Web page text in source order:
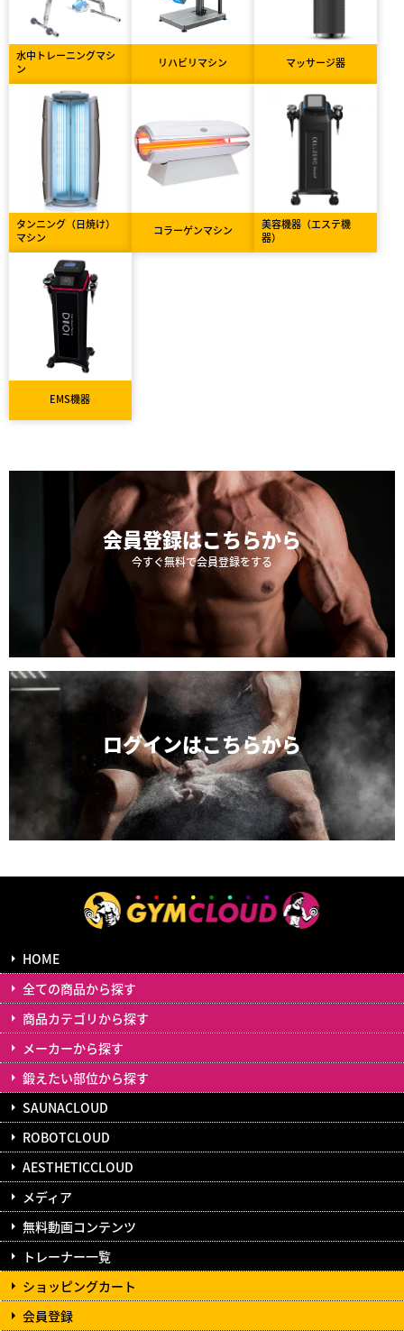
水中トレーニングマシ
ン
リハビリマシン マッサージ器
タンニング（日焼け）
マシン
コラーゲンマシン
美容機器（エステ機
器）
EMS機器
会員登録はこちらから
今すぐ無料で会員登録をする
ログインはこちらから
HOME
全ての商品から探す
商品カテゴリから探す
メーカーから探す
鍛えたい部位から探す
SAUNACLOUD
ROBOTCLOUD
AESTHETICCLOUD
メディア
無料動画コンテンツ
トレーナー一覧
ショッピングカート
会員登録